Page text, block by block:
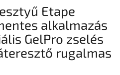
Etape
alkalmazás
GelPro zselés
rugalmas